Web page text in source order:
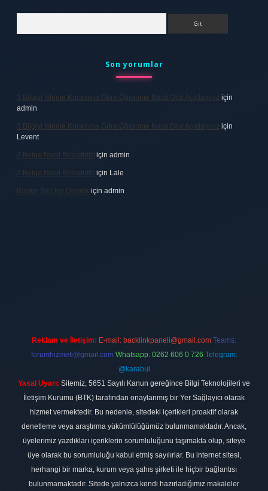
Son yorumlar
3 Bilgiyi Işleme Kuramına Göre Öğrenme Nasıl Olur Açıklayınız için
admin
3 Bilgiyi Işleme Kuramına Göre Öğrenme Nasıl Olur Açıklayınız için
Levent
2 Belge Nasıl Birleştirilir için admin
2 Belge Nasıl Birleştirilir için Lale
Baskın Alel Ne Demek için admin
Reklam ve İletişim: E-mail: backlinkpaneli@gmail.com Teams:
forumhizmeti@gmail.com Whatsapp: 0262 606 0 726 Telegram:
@karabul
Yasal Uyarı: Sitemiz, 5651 Sayılı Kanun gereğince Bilgi Teknolojileri ve
İletişim Kurumu (BTK) tarafından onaylanmış bir Yer Sağlayıcı olarak
hizmet vermektedir. Bu nedenle, sitedeki içerikleri proaktif olarak
denetleme veya araştırma yükümlülüğümüz bulunmamaktadır. Ancak,
üyelerimiz yazdıkları içeriklerin sorumluluğunu taşımakta olup, siteye
üye olarak bu sorumluluğu kabul etmiş sayılırlar. Bu internet sitesi,
herhangi bir marka, kurum veya şahıs şirketi ile hiçbir bağlantısı
bulunmamaktadır. Sitede yalnızca kendi hazırladığımız makaleler